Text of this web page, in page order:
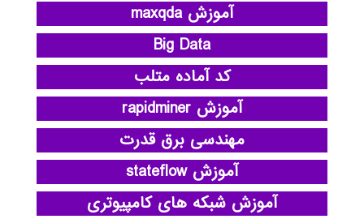
آموزش maxqda
Big Data
کد آماده متلب
آموزش rapidminer
مهندسی برق قدرت
آموزش stateflow
آموزش شبکه های کامپیوتری